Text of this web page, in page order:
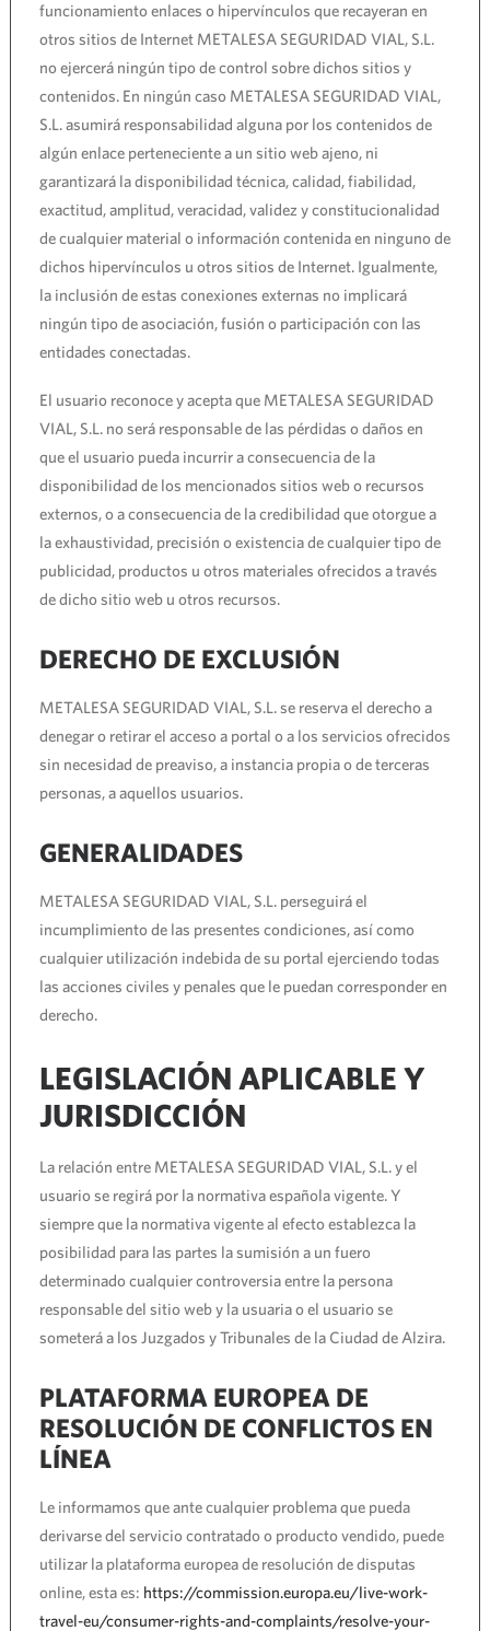
funcionamiento enlaces o hipervínculos que recayeran en
otros sitios de Internet METALESA SEGURIDAD VIAL, S.L.
no ejercerá ningún tipo de control sobre dichos sitios y
contenidos. En ningún caso METALESA SEGURIDAD VIAL,
S.L. asumirá responsabilidad alguna por los contenidos de
algún enlace perteneciente a un sitio web ajeno, ni
garantizará la disponibilidad técnica, calidad, fiabilidad,
exactitud, amplitud, veracidad, validez y constitucionalidad
de cualquier material o información contenida en ninguno de
dichos hipervínculos u otros sitios de Internet. Igualmente,
la inclusión de estas conexiones externas no implicará
ningún tipo de asociación, fusión o participación con las
entidades conectadas.
El usuario reconoce y acepta que METALESA SEGURIDAD
VIAL, S.L. no será responsable de las pérdidas o daños en
que el usuario pueda incurrir a consecuencia de la
disponibilidad de los mencionados sitios web o recursos
externos, o a consecuencia de la credibilidad que otorgue a
la exhaustividad, precisión o existencia de cualquier tipo de
publicidad, productos u otros materiales ofrecidos a través
de dicho sitio web u otros recursos.
DERECHO DE EXCLUSIÓN
METALESA SEGURIDAD VIAL, S.L. se reserva el derecho a
denegar o retirar el acceso a portal o a los servicios ofrecidos
sin necesidad de preaviso, a instancia propia o de terceras
personas, a aquellos usuarios.
GENERALIDADES
METALESA SEGURIDAD VIAL, S.L. perseguirá el
incumplimiento de las presentes condiciones, así como
cualquier utilización indebida de su portal ejerciendo todas
las acciones civiles y penales que le puedan corresponder en
derecho.
LEGISLACIÓN APLICABLE Y
JURISDICCIÓN
La relación entre METALESA SEGURIDAD VIAL, S.L. y el
usuario se regirá por la normativa española vigente. Y
siempre que la normativa vigente al efecto establezca la
posibilidad para las partes la sumisión a un fuero
determinado cualquier controversia entre la persona
responsable del sitio web y la usuaria o el usuario se
someterá a los Juzgados y Tribunales de la Ciudad de Alzira.
PLATAFORMA EUROPEA DE
RESOLUCIÓN DE CONFLICTOS EN
LÍNEA
Le informamos que ante cualquier problema que pueda
derivarse del servicio contratado o producto vendido, puede
utilizar la plataforma europea de resolución de disputas
online, esta es: https://commission.europa.eu/live-work-
travel-eu/consumer-rights-and-complaints/resolve-your-